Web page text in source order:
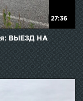
27:36
ВЫЕЗД НА